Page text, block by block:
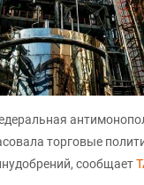
торговые
сообщает